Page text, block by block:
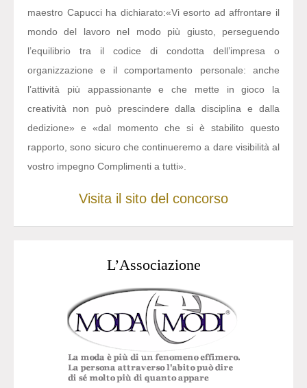
maestro Capucci ha dichiarato:«Vi esorto ad affrontare il
mondo del lavoro nel modo più giusto, perseguendo
l’equilibrio tra il codice di condotta dell’impresa o
organizzazione e il comportamento personale: anche
l’attività più appassionante e che mette in gioco la
creatività non può prescindere dalla disciplina e dalla
dedizione» e «dal momento che si è stabilito questo
rapporto, sono sicuro che continueremo a dare visibilità al
vostro impegno Complimenti a tutti».
Visita il sito del concorso
L’Associazione